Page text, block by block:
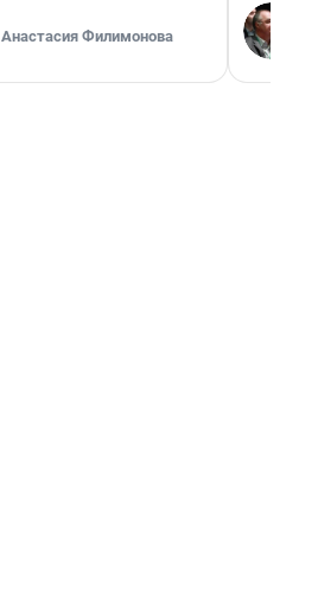
Анастасия Филимонова